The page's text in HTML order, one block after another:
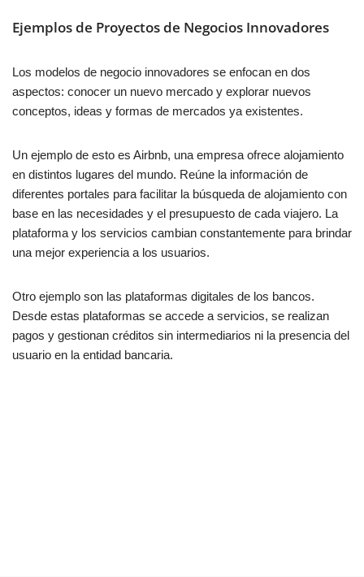
Ejemplos de Proyectos de Negocios Innovadores
Los modelos de negocio innovadores se enfocan en dos
aspectos: conocer un nuevo mercado y explorar nuevos
conceptos, ideas y formas de mercados ya existentes.
Un ejemplo de esto es Airbnb, una empresa ofrece alojamiento
en distintos lugares del mundo. Reúne la información de
diferentes portales para facilitar la búsqueda de alojamiento con
base en las necesidades y el presupuesto de cada viajero. La
plataforma y los servicios cambian constantemente para brindar
una mejor experiencia a los usuarios.
Otro ejemplo son las plataformas digitales de los bancos.
Desde estas plataformas se accede a servicios, se realizan
pagos y gestionan créditos sin intermediarios ni la presencia del
usuario en la entidad bancaria.